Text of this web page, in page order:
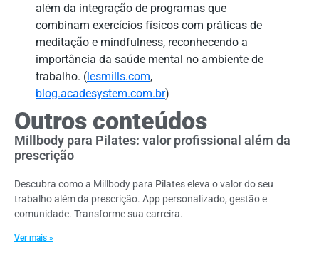
além da integração de programas que
combinam exercícios físicos com práticas de
meditação e mindfulness, reconhecendo a
importância da saúde mental no ambiente de
trabalho. (lesmills.com,
blog.acadesystem.com.br)
Outros conteúdos
Millbody para Pilates: valor profissional além da
prescrição
Descubra como a Millbody para Pilates eleva o valor do seu
trabalho além da prescrição. App personalizado, gestão e
comunidade. Transforme sua carreira.
Ver mais »